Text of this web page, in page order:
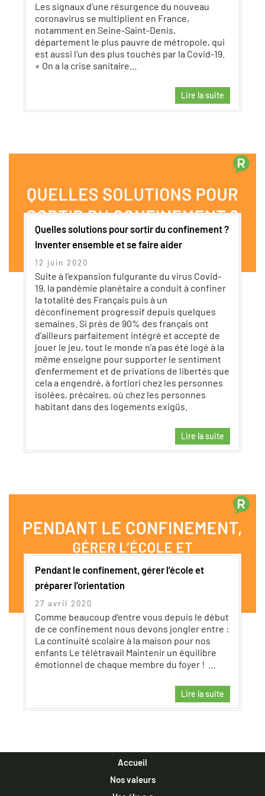
Les signaux d’une résurgence du nouveau
coronavirus se multiplient en France,
notamment en Seine-Saint-Denis,
département le plus pauvre de métropole, qui
est aussi l’un des plus touchés par la Covid-19.
« On a la crise sanitaire…
Lire la suite
Quelles solutions pour sortir du confinement ?
Inventer ensemble et se faire aider
12 juin 2020
Suite à l’expansion fulgurante du virus Covid-
19, la pandémie planétaire a conduit à confiner
la totalité des Français puis à un
déconfinement progressif depuis quelques
semaines. Si près de 90% des français ont
d’ailleurs parfaitement intégré et accepté de
jouer le jeu, tout le monde n’a pas été logé à la
même enseigne pour supporter le sentiment
d’enfermement et de privations de libertés que
cela a engendré, à fortiori chez les personnes
isolées, précaires, où chez les personnes
habitant dans des logements exigüs.
Lire la suite
Pendant le confinement, gérer l’école et
préparer l’orientation
27 avril 2020
Comme beaucoup d’entre vous depuis le début
de ce confinement nous devons jongler entre :
La continuité scolaire à la maison pour nos
enfants Le télétravail Maintenir un équilibre
émotionnel de chaque membre du foyer ! …
Lire la suite
Accueil
Nos valeurs